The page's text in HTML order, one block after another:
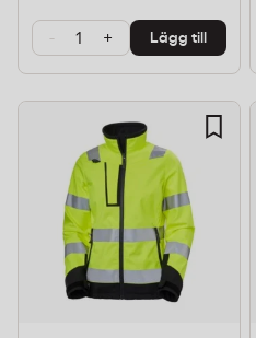
- + Lägg till